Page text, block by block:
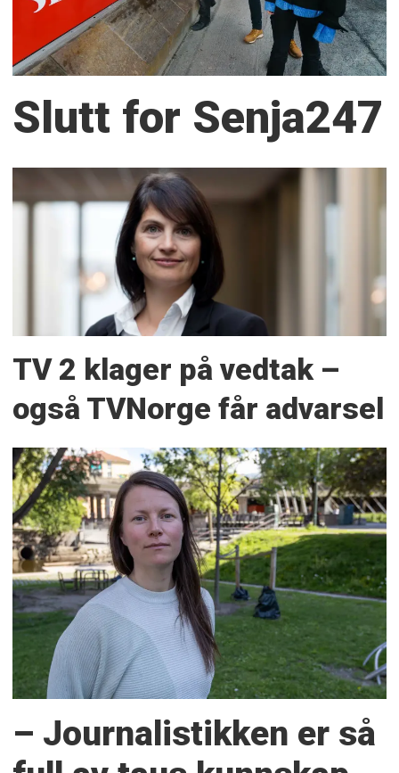
Slutt for Senja247
TV 2 klager på vedtak –
også TVNorge får advarsel
– Journalistikken er så